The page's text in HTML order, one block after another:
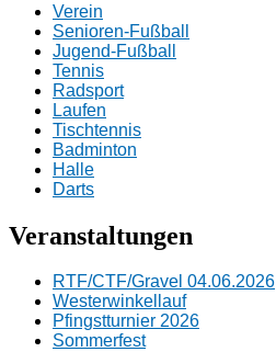
Verein
Senioren-Fußball
Jugend-Fußball
Tennis
Radsport
Laufen
Tischtennis
Badminton
Halle
Darts
Veranstaltungen
RTF/CTF/Gravel 04.06.2026
Westerwinkellauf
Pfingstturnier 2026
Sommerfest